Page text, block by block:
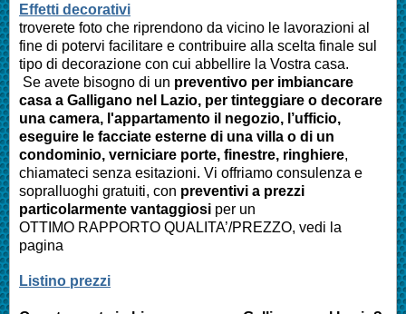
Effetti decorativi
troverete foto che riprendono da vicino le lavorazioni al
fine di potervi facilitare e contribuire alla scelta finale sul
tipo di decorazione con cui abbellire la Vostra casa.
Se avete bisogno di un preventivo per imbiancare
casa a Galligano nel Lazio, per tinteggiare o decorare
una camera, l'appartamento il negozio, l’ufficio,
eseguire le facciate esterne di una villa o di un
condominio, verniciare porte, finestre, ringhiere,
chiamateci senza esitazioni. Vi offriamo consulenza e
sopralluoghi gratuiti, con preventivi a prezzi
particolarmente vantaggiosi per un
OTTIMO RAPPORTO QUALITA’/PREZZO, vedi la
pagina
Listino prezzi